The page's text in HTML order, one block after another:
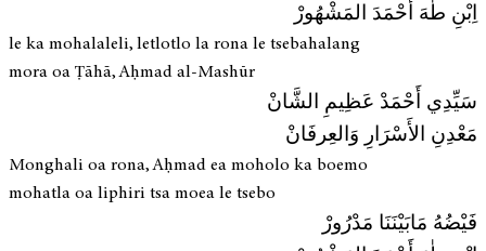
اِبْنِ طٰهَ أَحْمَدَ المَشْهُورْ
le ka mohalaleli, letlotlo la rona le tsebahalang
mora oa Ṭāhā, Aḥmad al-Mashūr
سَيِّدِي أَحْمَدْ عَظِیمِ الشَّانْ
مَعْدِنِ الأَسْرَارِ وَالعِرفَانْ
Monghali oa rona, Aḥmad ea moholo ka boemo
mohatla oa liphiri tsa moea le tsebo
فَيْضُهُ مَابَيْنَنَا مَدْرُورْ